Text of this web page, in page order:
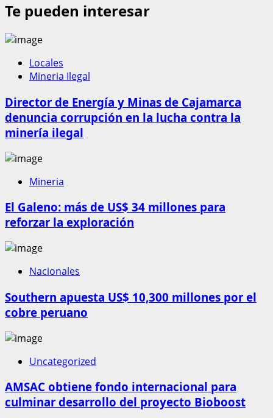
Te pueden interesar
Locales
Mineria Ilegal
Director de Energía y Minas de Cajamarca
denuncia corrupción en la lucha contra la
minería ilegal
Mineria
El Galeno: más de US$ 34 millones para
reforzar la exploración
Nacionales
Southern apuesta US$ 10,300 millones por el
cobre peruano
Uncategorized
AMSAC obtiene fondo internacional para
culminar desarrollo del proyecto Bioboost